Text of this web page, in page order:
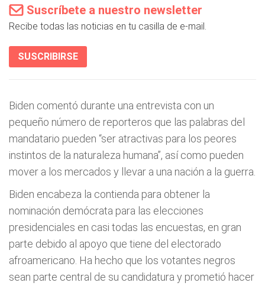
Suscríbete a nuestro newsletter
Recibe todas las noticias en tu casilla de e-mail.
SUSCRIBIRSE
Biden comentó durante una entrevista con un
pequeño número de reporteros que las palabras del
mandatario pueden “ser atractivas para los peores
instintos de la naturaleza humana”, así como pueden
mover a los mercados y llevar a una nación a la guerra.
Biden encabeza la contienda para obtener la
nominación demócrata para las elecciones
presidenciales en casi todas las encuestas, en gran
parte debido al apoyo que tiene del electorado
afroamericano. Ha hecho que los votantes negros
sean parte central de su candidatura y prometió hacer